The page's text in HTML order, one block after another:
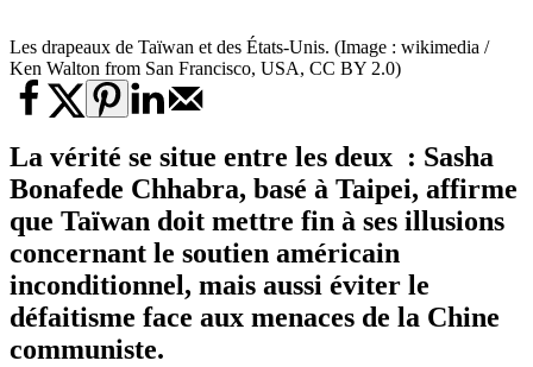
Les drapeaux de Taïwan et des États-Unis. (Image : wikimedia /
Ken Walton from San Francisco, USA, CC BY 2.0)
La vérité se situe entre les deux : Sasha
Bonafede Chhabra, basé à Taipei, affirme
que Taïwan doit mettre fin à ses illusions
concernant le soutien américain
inconditionnel, mais aussi éviter le
défaitisme face aux menaces de la Chine
communiste.